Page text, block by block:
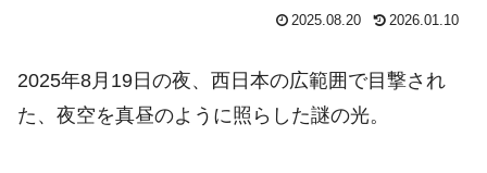
2025.08.20 2026.01.10
2025年8月19日の夜、西日本の広範囲で目撃され
た、夜空を真昼のように照らした謎の光。